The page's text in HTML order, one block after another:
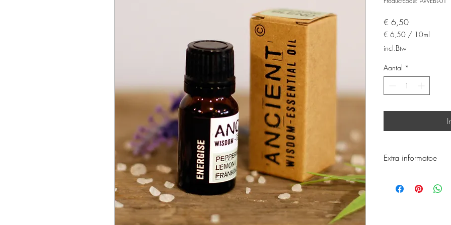
€ 6,50Prijs
€ 6,50 / 10ml
€ 6,50
per
10
Milliliters
incl.Btw
Aantal *
Extra informatoe
Omdat deze olie is